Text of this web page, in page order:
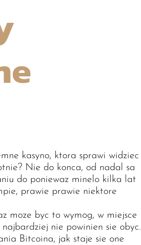
kasyno, ktora sprawi widziec
Nie do konca, od nadal sa
do poniewaz minelo kilka lat
prawie prawie niektore
moze byc to wymog, w miejsce
nie powinien sie obyc.
Bitcoina, jak staje sie one